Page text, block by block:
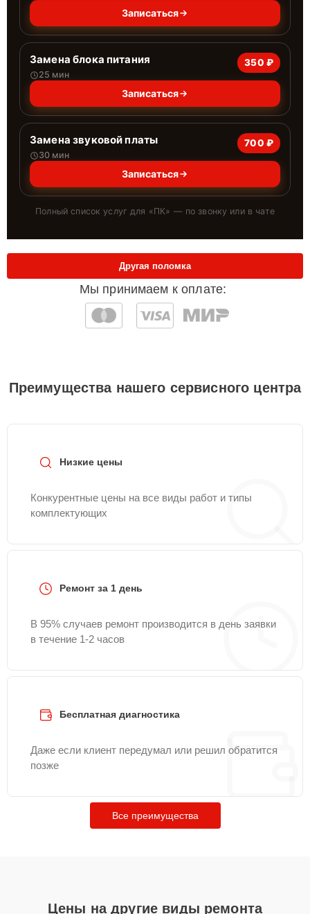
Записаться
Замена блока питания
25 мин
350 ₽
Записаться
Замена звуковой платы
30 мин
700 ₽
Записаться
Полный список услуг для «ПК» — по звонку или в чате
Мы принимаем к оплате:
Другая поломка
Преимущества нашего сервисного центра
Низкие цены
Конкурентные цены на все виды работ и типы
комплектующих
Ремонт за 1 день
В 95% случаев ремонт производится в день заявки
в течение 1-2 часов
Бесплатная диагностика
Даже если клиент передумал или решил обратится
позже
Все преимущества
Цены на другие виды ремонта